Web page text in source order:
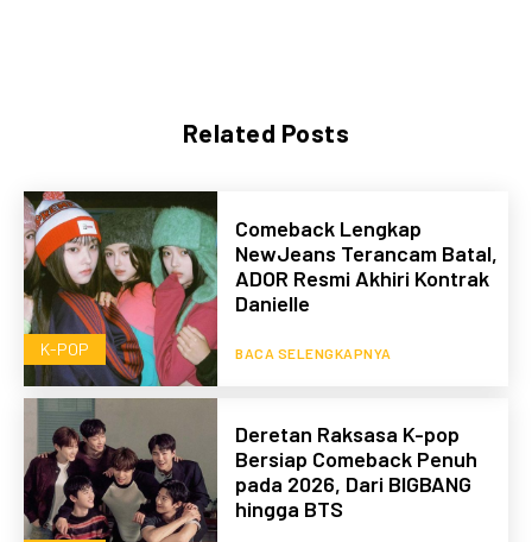
Related Posts
K-POP
Comeback Lengkap
NewJeans Terancam Batal,
ADOR Resmi Akhiri Kontrak
Danielle
BACA SELENGKAPNYA
Deretan Raksasa K-pop
Bersiap Comeback Penuh
pada 2026, Dari BIGBANG
hingga BTS